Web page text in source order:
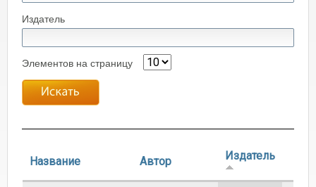
Издатель
Элементов на страницу
Название Автор Издатель